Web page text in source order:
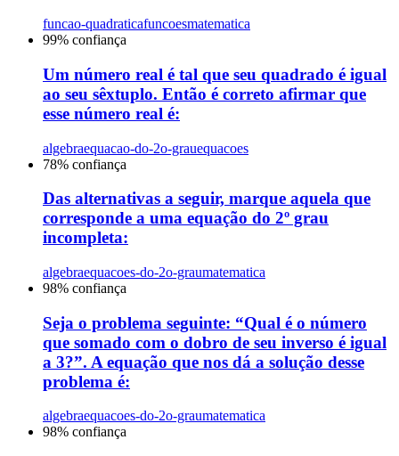
funcao-quadraticafuncoesmatematica
99% confiança
Um número real é tal que seu quadrado é igual
ao seu sêxtuplo. Então é correto afirmar que
esse número real é:
algebraequacao-do-2o-grauequacoes
78% confiança
Das alternativas a seguir, marque aquela que
corresponde a uma equação do 2º grau
incompleta:
algebraequacoes-do-2o-graumatematica
98% confiança
Seja o problema seguinte: “Qual é o número
que somado com o dobro de seu inverso é igual
a 3?”. A equação que nos dá a solução desse
problema é:
algebraequacoes-do-2o-graumatematica
98% confiança